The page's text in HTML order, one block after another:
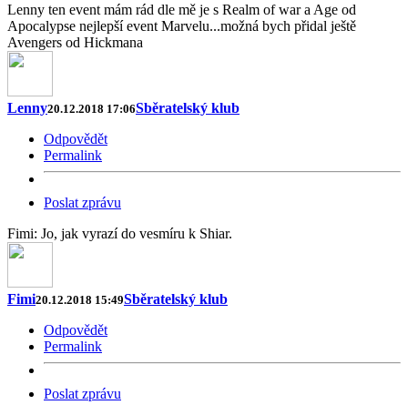
Lenny ten event mám rád dle mě je s Realm of war a Age od
Apocalypse nejlepší event Marvelu...možná bych přidal ještě
Avengers od Hickmana
Lenny20.12.2018 17:06Sběratelský klub
Odpovědět
Permalink
Poslat zprávu
Fimi: Jo, jak vyrazí do vesmíru k Shiar.
Fimi20.12.2018 15:49Sběratelský klub
Odpovědět
Permalink
Poslat zprávu